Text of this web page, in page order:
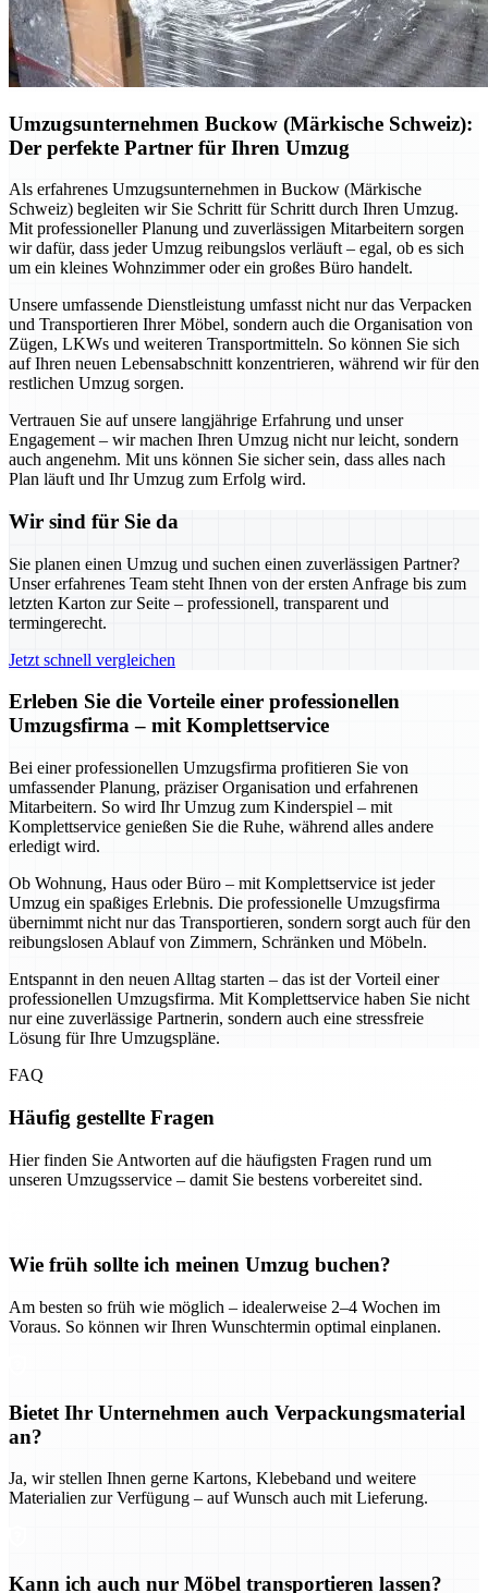
Umzugsunternehmen Buckow (Märkische Schweiz):
Der perfekte Partner für Ihren Umzug
Als erfahrenes Umzugsunternehmen in Buckow (Märkische
Schweiz) begleiten wir Sie Schritt für Schritt durch Ihren Umzug.
Mit professioneller Planung und zuverlässigen Mitarbeitern sorgen
wir dafür, dass jeder Umzug reibungslos verläuft – egal, ob es sich
um ein kleines Wohnzimmer oder ein großes Büro handelt.
Unsere umfassende Dienstleistung umfasst nicht nur das Verpacken
und Transportieren Ihrer Möbel, sondern auch die Organisation von
Zügen, LKWs und weiteren Transportmitteln. So können Sie sich
auf Ihren neuen Lebensabschnitt konzentrieren, während wir für den
restlichen Umzug sorgen.
Vertrauen Sie auf unsere langjährige Erfahrung und unser
Engagement – wir machen Ihren Umzug nicht nur leicht, sondern
auch angenehm. Mit uns können Sie sicher sein, dass alles nach
Plan läuft und Ihr Umzug zum Erfolg wird.
Wir sind für Sie da
Sie planen einen Umzug und suchen einen zuverlässigen Partner?
Unser erfahrenes Team steht Ihnen von der ersten Anfrage bis zum
letzten Karton zur Seite – professionell, transparent und
termingerecht.
Jetzt schnell vergleichen
Erleben Sie die Vorteile einer professionellen
Umzugsfirma – mit Komplettservice
Bei einer professionellen Umzugsfirma profitieren Sie von
umfassender Planung, präziser Organisation und erfahrenen
Mitarbeitern. So wird Ihr Umzug zum Kinderspiel – mit
Komplettservice genießen Sie die Ruhe, während alles andere
erledigt wird.
Ob Wohnung, Haus oder Büro – mit Komplettservice ist jeder
Umzug ein spaßiges Erlebnis. Die professionelle Umzugsfirma
übernimmt nicht nur das Transportieren, sondern sorgt auch für den
reibungslosen Ablauf von Zimmern, Schränken und Möbeln.
Entspannt in den neuen Alltag starten – das ist der Vorteil einer
professionellen Umzugsfirma. Mit Komplettservice haben Sie nicht
nur eine zuverlässige Partnerin, sondern auch eine stressfreie
Lösung für Ihre Umzugspläne.
FAQ
Häufig gestellte Fragen
Hier finden Sie Antworten auf die häufigsten Fragen rund um
unseren Umzugsservice – damit Sie bestens vorbereitet sind.
Wie früh sollte ich meinen Umzug buchen?
Am besten so früh wie möglich – idealerweise 2–4 Wochen im
Voraus. So können wir Ihren Wunschtermin optimal einplanen.
Bietet Ihr Unternehmen auch Verpackungsmaterial
an?
Ja, wir stellen Ihnen gerne Kartons, Klebeband und weitere
Materialien zur Verfügung – auf Wunsch auch mit Lieferung.
Kann ich auch nur Möbel transportieren lassen?